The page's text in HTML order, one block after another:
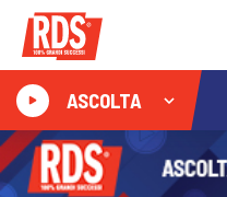
ASCOLTA